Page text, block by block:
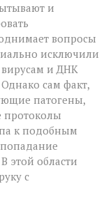
и
вопросы
исключили
и ДНК
сам факт,
патогены,
протоколы
к подобным
этой области
с